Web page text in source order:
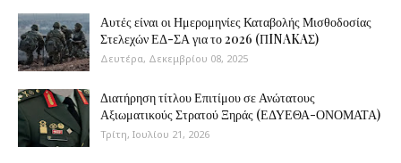
Αυτές είναι οι Ημερομηνίες Καταβολής Μισθοδοσίας
Στελεχών ΕΔ-ΣΑ για το 2026 (ΠINAKAΣ)
Δευτέρα, Δεκεμβρίου 08, 2025
Διατήρηση τίτλου Επιτίμου σε Ανώτατους
Αξιωματικούς Στρατού Ξηράς (ΕΔΥΕΘΑ-ΟΝΟΜΑΤΑ)
Τρίτη, Ιουλίου 21, 2026